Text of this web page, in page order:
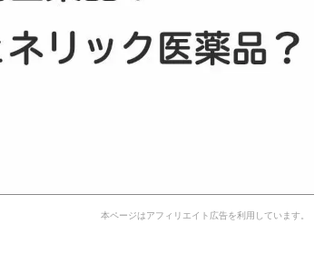
本ページはアフィリエイト広告を利用しています。